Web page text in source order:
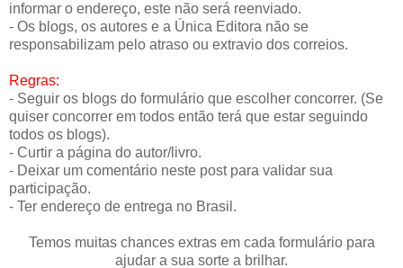
informar o endereço, este não será reenviado.
- Os blogs, os autores e a Única Editora não se
responsabilizam pelo atraso ou extravio dos correios.
Regras:
- Seguir os blogs do formulário que escolher concorrer. (Se
quiser concorrer em todos então terá que estar seguindo
todos os blogs).
- Curtir a página do autor/livro.
- Deixar um comentário neste post para validar sua
participação.
- Ter endereço de entrega no Brasil.
Temos muitas chances extras em cada formulário para
ajudar a sua sorte a brilhar.